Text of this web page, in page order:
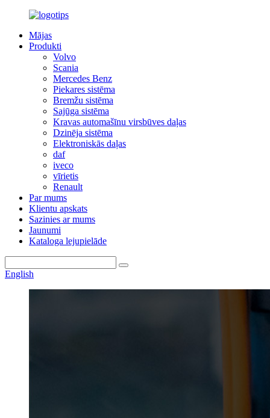
Mājas
Produkti
Volvo
Scania
Mercedes Benz
Piekares sistēma
Bremžu sistēma
Sajūga sistēma
Kravas automašīnu virsbūves daļas
Dzinēja sistēma
Elektroniskās daļas
daf
iveco
vīrietis
Renault
Par mums
Klientu apskats
Sazinies ar mums
Jaunumi
Kataloga lejupielāde
English